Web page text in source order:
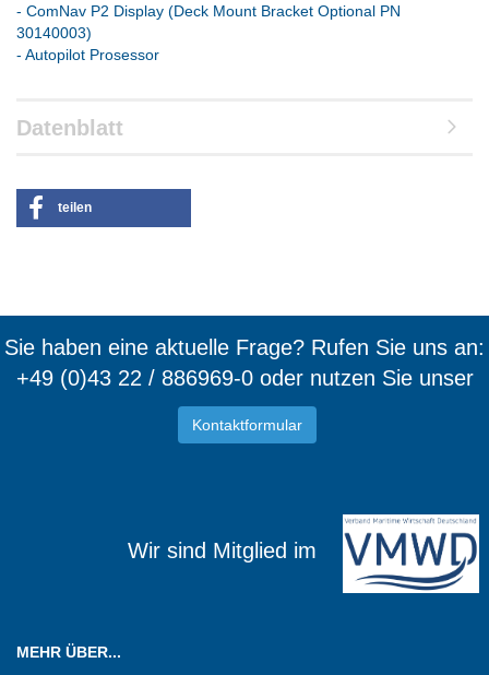
- ComNav P2 Display (Deck Mount Bracket Optional PN
30140003)
- Autopilot Prosessor
Datenblatt
teilen
Sie haben eine aktuelle Frage? Rufen Sie uns an:
+49 (0)43 22 / 886969-0 oder nutzen Sie unser
Kontaktformular
Wir sind Mitglied im
MEHR ÜBER...